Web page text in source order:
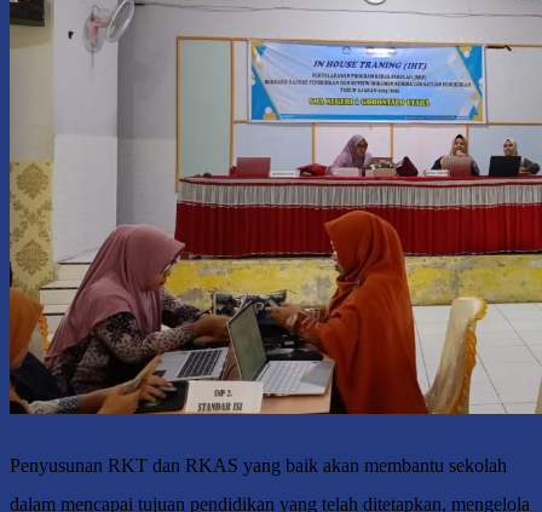
Penyusunan RKT dan RKAS yang baik akan membantu sekolah
dalam mencapai tujuan pendidikan yang telah ditetapkan, mengelola